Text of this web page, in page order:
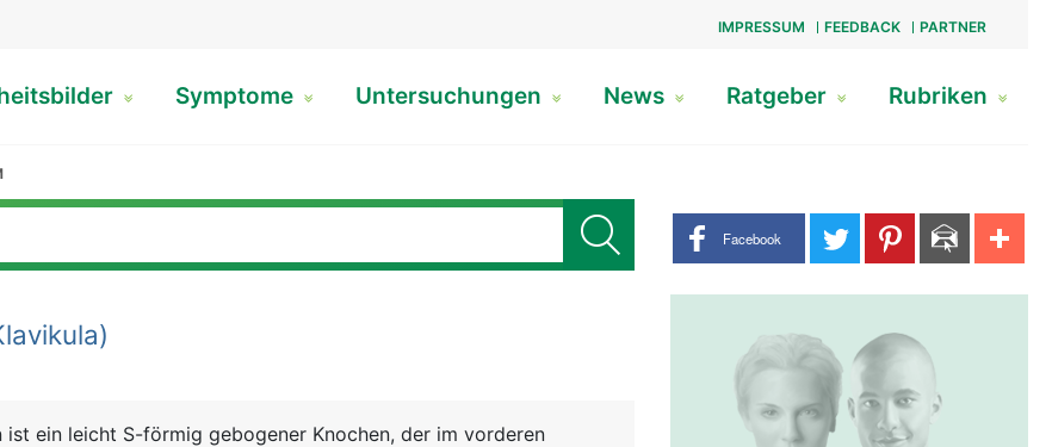
IMPRESSUM FEEDBACK PARTNER
Symptome Untersuchungen News Ratgeber Rubriken
Share buttons
Facebook
ist ein leicht S-förmig gebogener Knochen, der im vorderen